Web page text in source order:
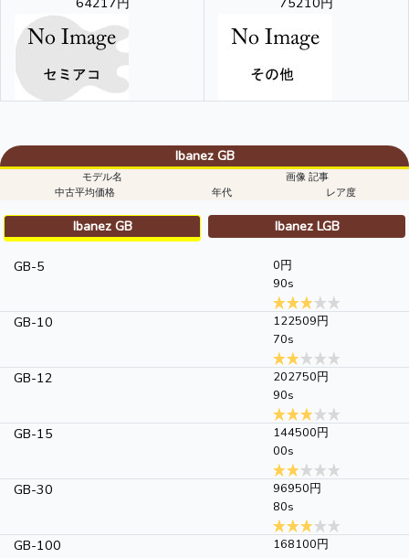
Ibanez GB
モデル名
画像 記事
中古平均価格
年代 レア度
Ibanez GB Ibanez LGB
GB-5
0円
90s
GB-10
122509円
70s
GB-12
202750円
90s
GB-15
144500円
00s
GB-30
96950円
80s
GB-100
168100円